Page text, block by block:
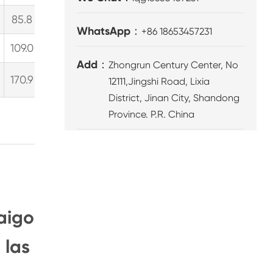
85.8
109.0
170.9 940.6 213.6
358.3
412.8（Continuous
las
WhatsApp： +86 18653457231
Add：Zhongrun Century Center, No
12111,Jingshi Road, Lixia
District, Jinan City, Shandong
Province. P.R. China